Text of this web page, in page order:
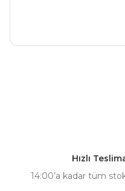
Hızlı
14:00’a kadar tüm